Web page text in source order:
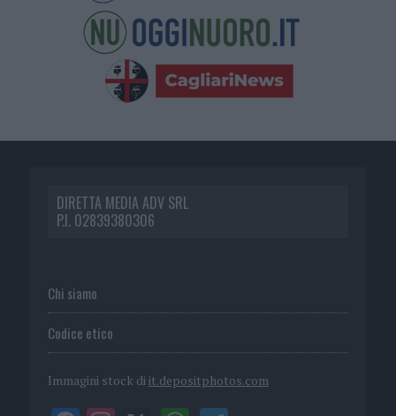
DIRETTA MEDIA ADV SRL
P.I. 02839380306
Chi siamo
Codice etico
Immagini stock di it.depositphotos.com